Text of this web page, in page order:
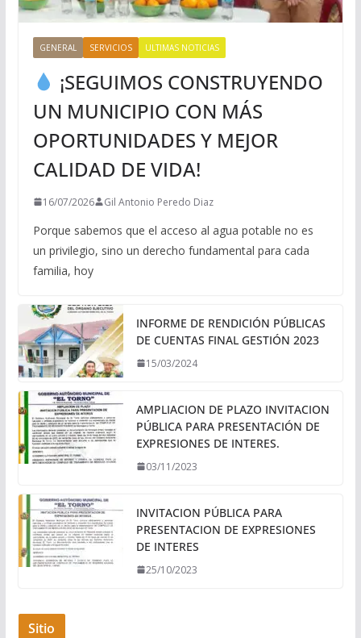
GENERAL SERVICIOS ULTIMAS NOTICIAS
¡SEGUIMOS CONSTRUYENDO
UN MUNICIPIO CON MÁS
OPORTUNIDADES Y MEJOR
CALIDAD DE VIDA!
16/07/2026 Gil Antonio Peredo Diaz
Porque sabemos que el acceso al agua potable no es
un privilegio, sino un derecho fundamental para cada
familia, hoy
INFORME DE RENDICIÓN PÚBLICAS
DE CUENTAS FINAL GESTIÓN 2023
15/03/2024
AMPLIACION DE PLAZO INVITACION
PÚBLICA PARA PRESENTACIÓN DE
EXPRESIONES DE INTERES.
03/11/2023
INVITACION PÚBLICA PARA
PRESENTACION DE EXPRESIONES
DE INTERES
25/10/2023
Sitio